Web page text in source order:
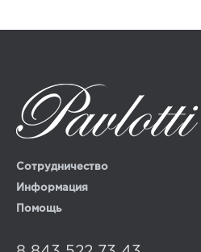
Сотрудничество
Информация
Помощь